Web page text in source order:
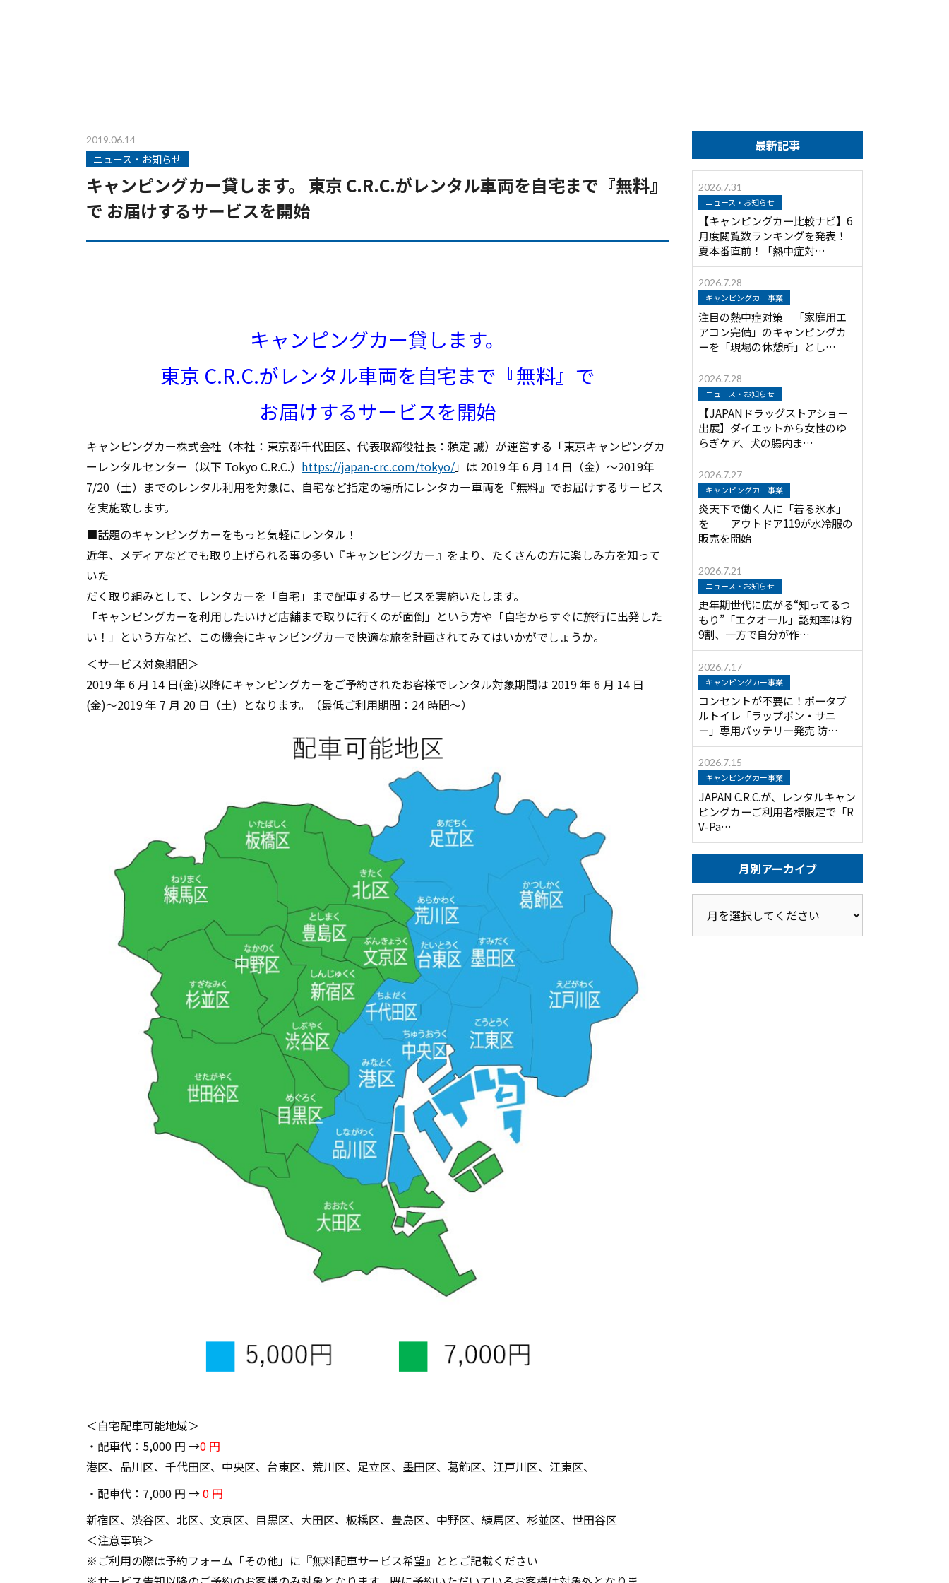
2019.06.14
ニュース・お知らせ
キャンピングカー貸します。 東京 C.R.C.がレンタル車両を自宅まで『無料』
で お届けするサービスを開始
キャンピングカー貸します。
東京 C.R.C.がレンタル車両を自宅まで『無料』で
お届けするサービスを開始
キャンピングカー株式会社（本社：東京都千代田区、代表取締役社長：頼定 誠）が運営する「東京キャンピングカ
ーレンタルセンター（以下 Tokyo C.R.C.） https://japan-crc.com/tokyo/」は 2019 年 6 月 14 日（金）～2019年
7/20（土）までのレンタル利用を対象に、自宅など指定の場所にレンタカー車両を『無料』でお届けするサービス
を実施致します。
■話題のキャンピングカーをもっと気軽にレンタル！
近年、メディアなどでも取り上げられる事の多い『キャンピングカー』をより、たくさんの方に楽しみ方を知って
いた
だく取り組みとして、レンタカーを「自宅」まで配車するサービスを実施いたします。
「キャンピングカーを利用したいけど店舗まで取りに行くのが面倒」という方や「自宅からすぐに旅行に出発した
い！」という方など、この機会にキャンピングカーで快適な旅を計画されてみてはいかがでしょうか。
＜サービス対象期間＞
2019 年 6 月 14 日(金)以降にキャンピングカーをご予約されたお客様でレンタル対象期間は 2019 年 6 月 14 日
(金)～2019 年 7 月 20 日（土）となります。（最低ご利用期間：24 時間～）
＜自宅配車可能地域＞
・配車代：5,000 円 →0 円
港区、品川区、千代田区、中央区、台東区、荒川区、足立区、墨田区、葛飾区、江戸川区、江東区、
・配車代：7,000 円 →0 円
新宿区、渋谷区、北区、文京区、目黒区、大田区、板橋区、豊島区、中野区、練馬区、杉並区、世田谷区
＜注意事項＞
※ご利用の際は予約フォーム「その他」に『無料配車サービス希望』ととご記載ください
最新記事
2026.7.31
ニュース・お知らせ
【キャンピングカー比較ナビ】6
月度閲覧数ランキングを発表！
夏本番直前！「熱中症対…
2026.7.28
キャンピングカー事業
注目の熱中症対策 「家庭用エ
アコン完備」のキャンピングカ
ーを「現場の休憩所」とし…
2026.7.28
ニュース・お知らせ
【JAPANドラッグストアショー
出展】ダイエットから女性のゆ
らぎケア、犬の腸内ま…
2026.7.27
キャンピングカー事業
炎天下で働く人に「着る氷水」
を──アウトドア119が水冷服の
販売を開始
2026.7.21
ニュース・お知らせ
更年期世代に広がる“知ってるつ
もり”「エクオール」認知率は約
9割、一方で自分が作…
2026.7.17
キャンピングカー事業
コンセントが不要に！ポータブ
ルトイレ「ラップポン・サニ
ー」専用バッテリー発売 防…
2026.7.15
キャンピングカー事業
JAPAN C.R.C.が、レンタルキャン
ピングカーご利用者様限定で「R
V-Pa…
月別アーカイブ